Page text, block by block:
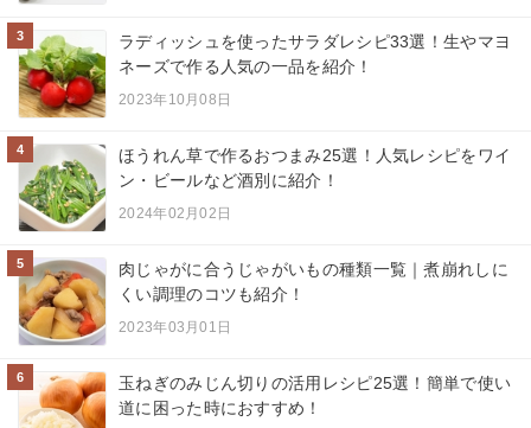
3
ラディッシュを使ったサラダレシピ33選！生やマヨ
ネーズで作る人気の一品を紹介！
2023年10月08日
4
ほうれん草で作るおつまみ25選！人気レシピをワイ
ン・ビールなど酒別に紹介！
2024年02月02日
5
肉じゃがに合うじゃがいもの種類一覧｜煮崩れしに
くい調理のコツも紹介！
2023年03月01日
6
玉ねぎのみじん切りの活用レシピ25選！簡単で使い
道に困った時におすすめ！